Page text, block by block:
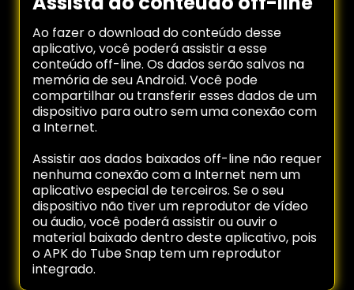
Ao fazer o download do conteúdo desse
aplicativo, você poderá assistir a esse
conteúdo off-line. Os dados serão salvos na
memória de seu Android. Você pode
compartilhar ou transferir esses dados de um
dispositivo para outro sem uma conexão com
a Internet.
Assistir aos dados baixados off-line não requer
nenhuma conexão com a Internet nem um
aplicativo especial de terceiros. Se o seu
dispositivo não tiver um reprodutor de vídeo
ou áudio, você poderá assistir ou ouvir o
material baixado dentro deste aplicativo, pois
o APK do Tube Snap tem um reprodutor
integrado.